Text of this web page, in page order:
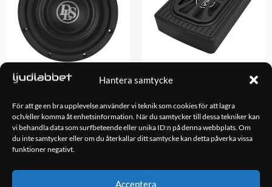
Hantera samtycke
För att ge en bra upplevelse använder vi teknik som cookies för att lagra
och/eller komma åt enhetsinformation. När du samtycker till dessa tekniker kan
vi behandla data som surfbeteende eller unika ID:n på denna webbplats. Om
du inte samtycker eller om du återkallar ditt samtycke kan detta påverka vissa
funktioner negativt.
Acceptera
Slim
1,998.00kr
VARUKORG
Undersätesbas
2,990.00kr
VARUKORG